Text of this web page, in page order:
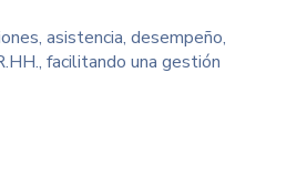
asistencia, desempeño,
facilitando una gestión